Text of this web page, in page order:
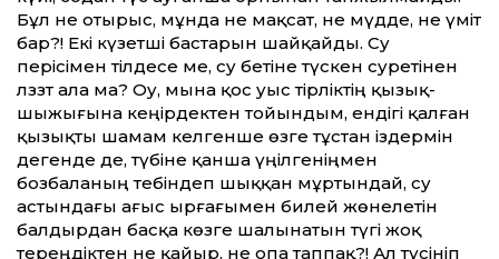
Бұл не отырыс, мұнда не мақсат, не мүдде, не үміт
бар?! Екі күзетші бастарын шайқайды. Су
перісімен тілдесе ме, су бетіне түскен суретінен
ләззәт ала ма? Оу, мына қос уыс тірліктің қызық-
шыжығына кеңірдектен тойындым, ендігі қалған
қызықты шамам келгенше өзге тұстан іздермін
дегенде де, түбіне қанша үңілгеніңмен
бозбаланың тебіндеп шыққан мұртындай, су
астындағы ағыс ырғағымен билей жөнелетін
балдырдан басқа көзге шалынатын түгі жоқ
тереңдіктен не қайыр, не опа таппақ?! Ал түсініп